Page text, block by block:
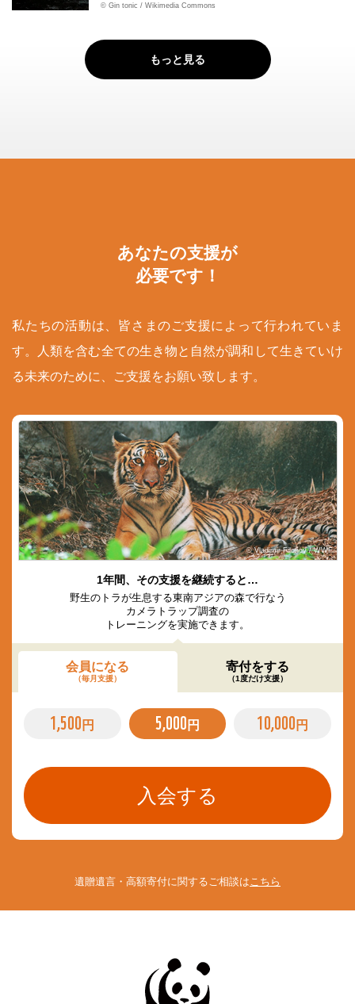
© Gin tonic / Wikimedia Commons
もっと見る
あなたの支援が
必要です！
私たちの活動は、皆さまのご支援によって行われていま
す。人類を含む全ての生き物と自然が調和して生きていけ
る未来のために、ご支援をお願い致します。
© Vladimir Filonov / WWF
1年間、その支援を継続すると…
野生のトラが生息する東南アジアの森で行なう
カメラトラップ調査の
トレーニングを実施できます。
会員になる
（毎月支援）
寄付をする
（1度だけ支援）
1,500 円 5,000 円 10,000 円
遺贈遺言・高額寄付に関するご相談はこちら